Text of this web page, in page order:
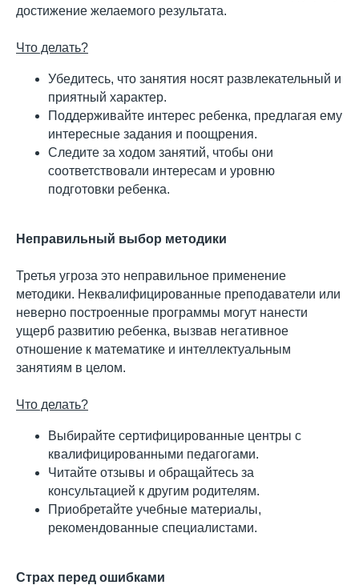
достижение желаемого результата.
Что делать?
Убедитесь, что занятия носят развлекательный и
приятный характер.
Поддерживайте интерес ребенка, предлагая ему
интересные задания и поощрения.
Следите за ходом занятий, чтобы они
соответствовали интересам и уровню
подготовки ребенка.
Неправильный выбор методики
Третья угроза это неправильное применение
методики. Неквалифицированные преподаватели или
неверно построенные программы могут нанести
ущерб развитию ребенка, вызвав негативное
отношение к математике и интеллектуальным
занятиям в целом.
Что делать?
Выбирайте сертифицированные центры с
квалифицированными педагогами.
Читайте отзывы и обращайтесь за
консультацией к другим родителям.
Приобретайте учебные материалы,
рекомендованные специалистами.
Страх перед ошибками